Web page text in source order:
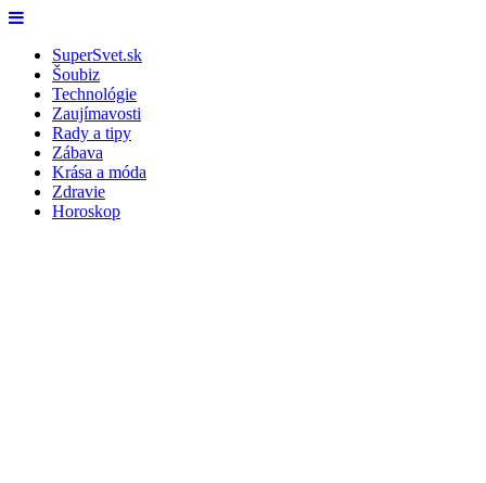
Skip
content
Menu
SuperSvet.sk
Šoubiz
Technológie
Zaujímavosti
Rady a tipy
Zábava
Krása a móda
Zdravie
Horoskop